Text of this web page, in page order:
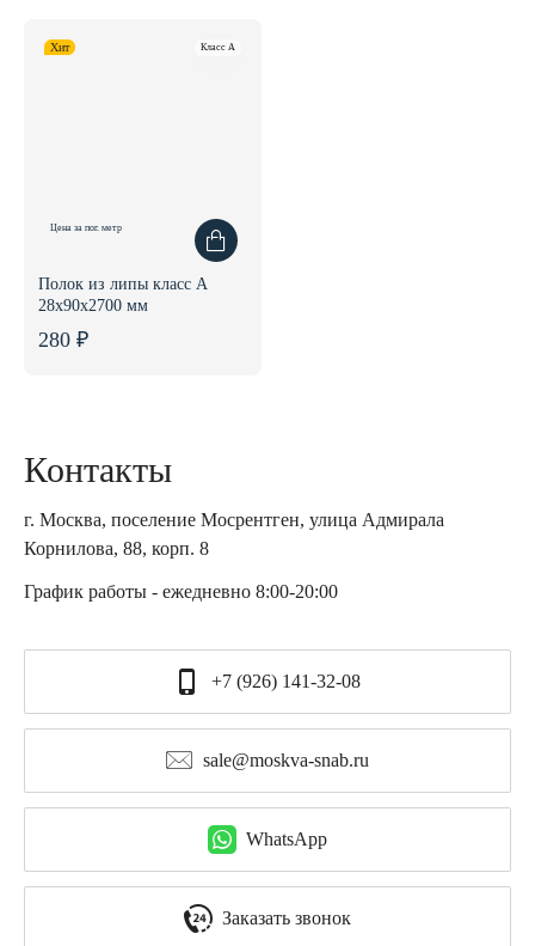
Класс A
Хит
Цена за пог. метр
Полок из липы класс А
28x90x2700 мм
280 ₽
Контакты
г. Москва, поселение Мосрентген, улица Адмирала
Корнилова, 88, корп. 8
График работы - ежедневно 8:00-20:00
+7 (926) 141-32-08
sale@moskva-snab.ru
WhatsApp
Заказать звонок